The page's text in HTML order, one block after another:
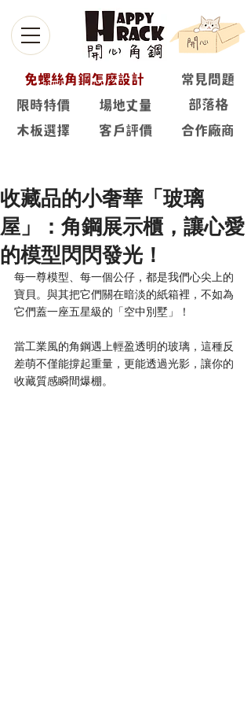
免螺絲角鋼怎麼設計
常見問題
限時特價
場地丈量
部落格
木板選擇
客戶評價 合作廠商
收藏品的小奢華「玻璃
屋」：角鋼展示櫃，讓心愛
的模型閃閃發光！
每一尊模型、每一個公仔，都是我們心尖上的
寶貝。與其把它們關在暗淡的紙箱裡，不如為
它們蓋一座五星級的「空中別墅」！
當工業風的角鋼遇上輕盈透明的玻璃，這種反
差萌不僅能撐起重量，更能透過光影，讓你的
收藏質感瞬間爆棚。